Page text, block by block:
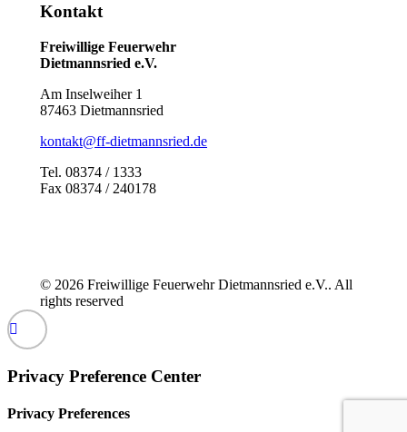
Kontakt
Freiwillige Feuerwehr
Dietmannsried e.V.
Am Inselweiher 1
87463 Dietmannsried
kontakt@ff-dietmannsried.de
Tel. 08374 / 1333
Fax 08374 / 240178
© 2026 Freiwillige Feuerwehr Dietmannsried e.V.. All
rights reserved
Privacy Preference Center
Privacy Preferences